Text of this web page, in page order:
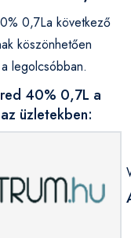
0,7La következő
köszönhetően
legolcsóbban.
40% 0,7L a
üzletekben: